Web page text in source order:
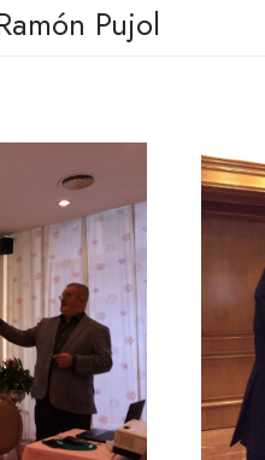
Pujol